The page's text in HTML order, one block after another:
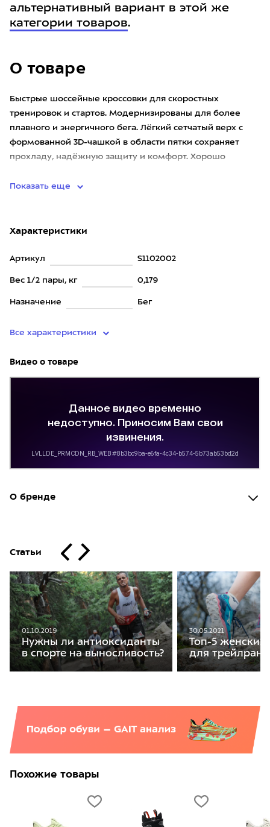
О товаре
Быстрые шоссейные кроссовки для скоростных
тренировок и стартов. Модернизированы для более
плавного и энергичного бега. Лёгкий сетчатый верх с
формованной 3D-чашкой в области пятки сохраняет
прохладу, надёжную защиту и комфорт. Хорошо
Показать еще
Характеристики
Артикул S1102002
Вес 1/2 пары, кг 0,179
Назначение Бег
Все характеристики
Видео о товаре
О бренде
Статьи
01.10.2019
Нужны ли антиоксиданты
в спорте на выносливость?
30.05.2021
Топ-5 женских
для
альтернативный вариант в этой же
категории товаров.
Похожие товары